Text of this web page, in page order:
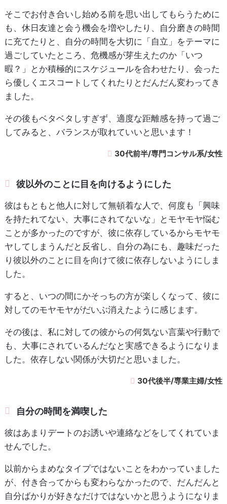
そこでお付き合いし始める前を思い出してもらうために
も、休日友達と会う機会を増やしたり、自分磨きの時間
に充てたりと、自分の時間を大切に「自立」をテーマに
過ごしていたところ、危機感が芽生えたのか「いつ
暇？」とか積極的にスケジュールを合わせたり、会った
ら優しくエスコートしてくれたりとだんだん変わってき
ました。
その後もベタベタしすぎず、適度な距離感を持って過ご
してみると、バランスが取れていいと思います！
30代前半/専門コンサル系/女性
彼以外のことに目を向けるようにした
彼はもともと他人に対して無頓着な人で、何度も「興味
を持たれてない、大事にされてないな」とモヤモヤ悩む
ことが多かったのですが、彼に依存しているからモヤモ
ヤしてしまうんだと反省し、自分の為にも、趣味だった
り彼以外のことに目を向けて彼に依存しないようにしま
した。
すると、いつの間にかそっちの方が楽しくなって、彼に
対してのモヤモヤがだいぶ消えたように感じます。
その後は、私に対しての彼からの何気ない言葉や行動で
も、大事にされているんだなと実感できるようになりま
した。依存しない関係が大切だと思いました。
30代後半/専業主婦/女性
自分の時間を満喫した
彼はあまりデートのお誘いや連絡などをしてくれていま
せんでした。
以前からまめなタイプではないことをわかっていました
が、付き合ってからも変わらなかったので、だんだんと
自分ばかりが好きなだけではないかと思うようになりま